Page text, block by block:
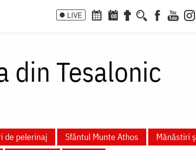
LIVE 08
din Tesalonic
de pelerinaj Sfântul Munte Athos
Mănăstiri